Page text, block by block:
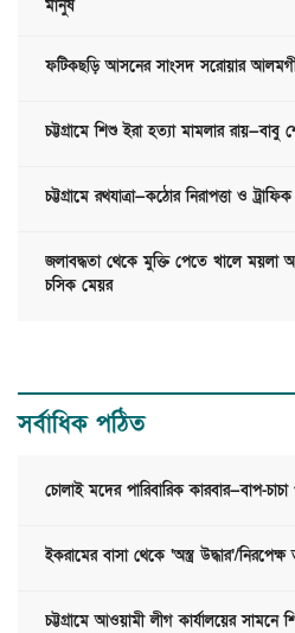
মানুষ
ফটিকছড়ি আসনের সাংসদ সরোয়ার
চট্টগ্রামে শিশু ইরা হত্যা মামলার রায়—বাবু
চট্টগ্রামে রথযাত্রা—কঠোর নিরাপত্তা ও ট্রাফিক
জলাবদ্ধতা থেকে মুক্তি পেতে খালে ময়লা
চসিক মেয়র
সর্বাধিক পঠিত
চোলাই মদের পারিবারিক কারবার—বাপ-
ইকরামের বাসা থেকে ‘অস্ত্র উদ্ধার’/
চট্টগ্রামে আওয়ামী লীগ কার্যালয়ের সামনে